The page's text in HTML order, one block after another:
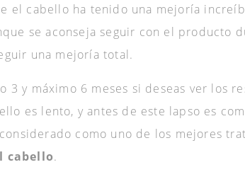
el cabello ha tenido una mejoría
se aconseja seguir con el producto
una mejoría total.
3 y máximo 6 meses si deseas ver los
es lento, y antes de este lapso es
como uno de los mejores
cabello.